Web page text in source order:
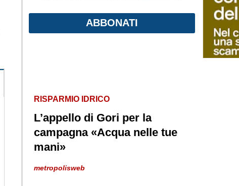
ABBONATI
RISPARMIO IDRICO
L’appello di Gori per la
campagna «Acqua nelle tue
mani»
metropolisweb